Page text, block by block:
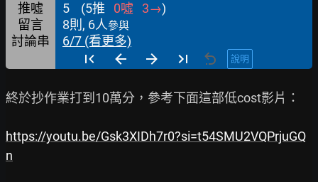
推噓 5 (5推 0噓 3→)
留言
8則, 6人參與
討論串 6/7 (看更多)
說明
終於抄作業打到10萬分，參考下面這部低cost影片：
https://youtu.be/Gsk3XIDh7r0?si=t54SMU2VQPrjuGQ
n